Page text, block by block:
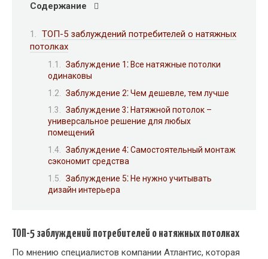
Содержание
ТОП-5 заблуждений потребителей о натяжных
потолках
Заблуждение 1⁚ Все натяжные потолки
одинаковы
Заблуждение 2⁚ Чем дешевле, тем лучше
Заблуждение 3⁚ Натяжной потолок –
универсальное решение для любых
помещений
Заблуждение 4⁚ Самостоятельный монтаж
сэкономит средства
Заблуждение 5⁚ Не нужно учитывать
дизайн интерьера
ТОП-5 заблуждений потребителей о натяжных потолках
По мнению специалистов компании Атлантис, которая